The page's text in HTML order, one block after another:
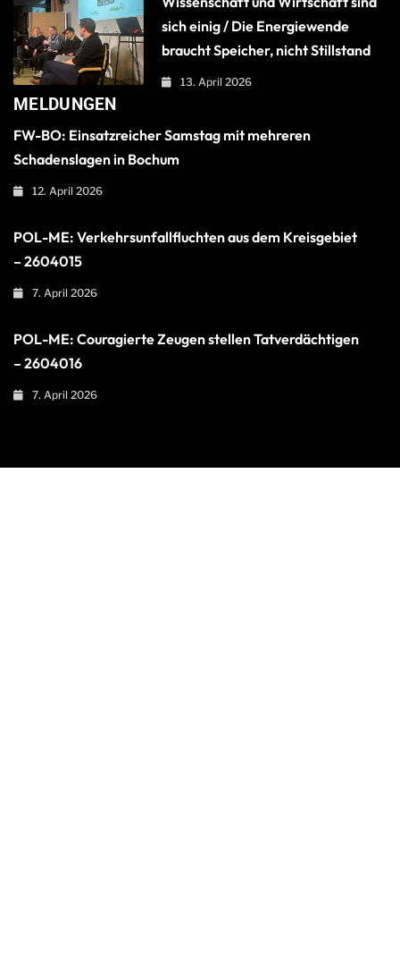
sich einig / Die Energiewende
braucht Speicher, nicht Stillstand
13. April 2026
MELDUNGEN
FW-BO: Einsatzreicher Samstag mit mehreren
Schadenslagen in Bochum
12. April 2026
POL-ME: Verkehrsunfallfluchten aus dem Kreisgebiet
– 2604015
7. April 2026
POL-ME: Couragierte Zeugen stellen Tatverdächtigen
– 2604016
7. April 2026